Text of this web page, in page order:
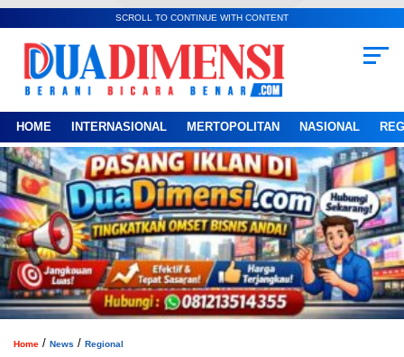
SCROLL TO CONTINUE WITH CONTENT
HOME INTERNASIONAL MERTOPOLITAN NASIONAL
Home / News / Regional